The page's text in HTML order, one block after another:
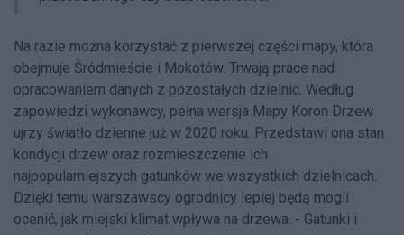
Na razie można korzystać z pierwszej części mapy, która
obejmuje Śródmieście i Mokotów. Trwają prace nad
opracowaniem danych z pozostałych dzielnic. Według
zapowiedzi wykonawcy, pełna wersja Mapy Koron Drzew
ujrzy światło dzienne już w 2020 roku. Przedstawi ona stan
kondycji drzew oraz rozmieszczenie ich
najpopularniejszych gatunków we wszystkich dzielnicach.
Dzięki temu warszawscy ogrodnicy lepiej będą mogli
ocenić, jak miejski klimat wpływa na drzewa. - Gatunki i